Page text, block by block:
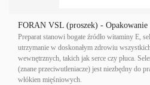
FORAN VSL (proszek) - Opakowanie
Preparat stanowi bogate źródło witaminy E,
utrzymanie w doskonałym zdrowiu
wewnętrznych, takich jak serce czy płuca.
(znane przeciwutleniacze) jest niezbędny do
włókien mięśniowych.